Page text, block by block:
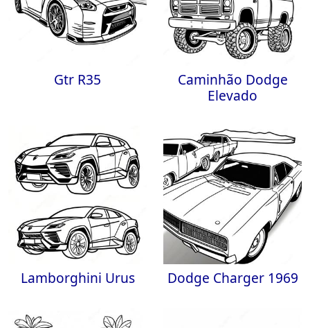
Gtr R35
Caminhão Dodge
Elevado
Lamborghini Urus Dodge Charger 1969